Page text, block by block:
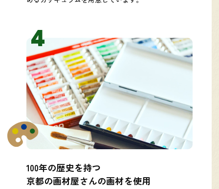
100年の歴史を持つ
京都の画材屋さんの画材を使用